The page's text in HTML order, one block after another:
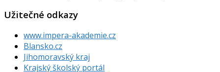
Užitečné odkazy
www.impera-akademie.cz
Blansko.cz
Jihomoravský kraj
Krajský školský portál